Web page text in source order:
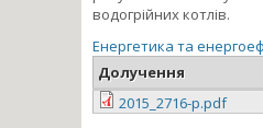
водогрійних котлів.
Енергетика та
Долучення
2015_2716-p.pdf